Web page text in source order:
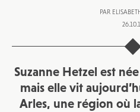
PAR
Suzanne Hetzel est
mais elle vit
Arles, une région où